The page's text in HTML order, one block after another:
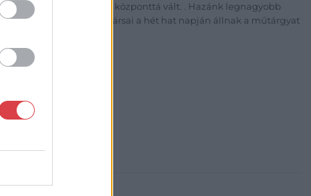
és árverési központtá vált. . Hazánk legnagyobb
ZRt. felkészült munkatársai a hét hat napján állnak a műtárgyat